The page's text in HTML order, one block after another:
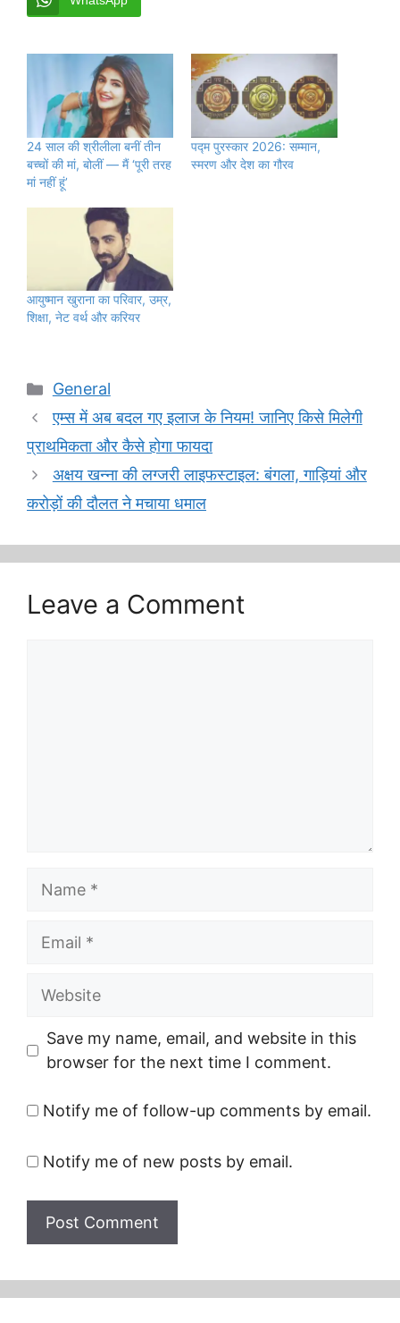
24 साल की श्रीलीला बनीं तीन
बच्चों की मां, बोलीं — मैं ‘पूरी तरह
मां नहीं हूं’
पद्म पुरस्कार 2026: सम्मान,
स्मरण और देश का गौरव
आयुष्मान खुराना का परिवार, उम्र,
शिक्षा, नेट वर्थ और करियर
Categories
General
एम्स में अब बदल गए इलाज के नियम! जानिए किसे मिलेगी
प्राथमिकता और कैसे होगा फायदा
अक्षय खन्ना की लग्जरी लाइफस्टाइल: बंगला, गाड़ियां और
करोड़ों की दौलत ने मचाया धमाल
Leave a Comment
Name
Email
Website
Save my name, email, and website in this
browser for the next time I comment.
Notify me of follow-up comments by email.
Notify me of new posts by email.